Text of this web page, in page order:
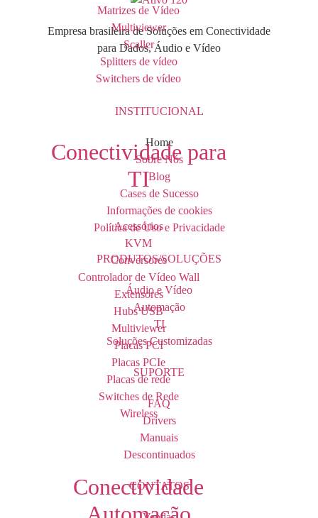
Matrizes de Vídeo
Multiviewer
Scaller
Splitters de vídeo
Switchers de vídeo
Conectividade para
TI
Acessórios
KVM
Conversores
Controlador de Vídeo Wall
Extensores
Hubs USB
Multiviewer
Placas PCI
Placas PCIe
Placas de rede
Switches de Rede
Wireless
Conectividade
Empresa brasileira de Soluções em Conectividade
para Dados, Áudio e Vídeo
INSTITUCIONAL
Home
Sobre Nós
Blog
Cases de Sucesso
Informações de cookies
Política de Uso e Privacidade
PRODUTOS/SOLUÇÕES
Áudio e Vídeo
Automação
TI
Soluções Customizadas
SUPORTE
FAQ
Drivers
Manuais
Descontinuados
CONTATOS